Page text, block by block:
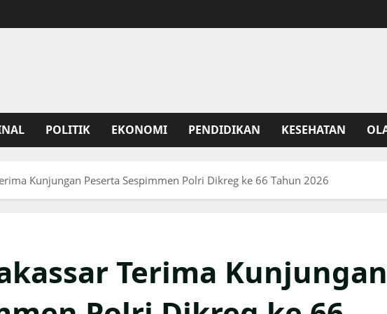
POLITIK EKONOMI PENDIDIKAN KESEHATAN
Kunjungan Peserta Sespimmen Polri Dikreg ke 66 Tahun 2026
Terima Kunjungan